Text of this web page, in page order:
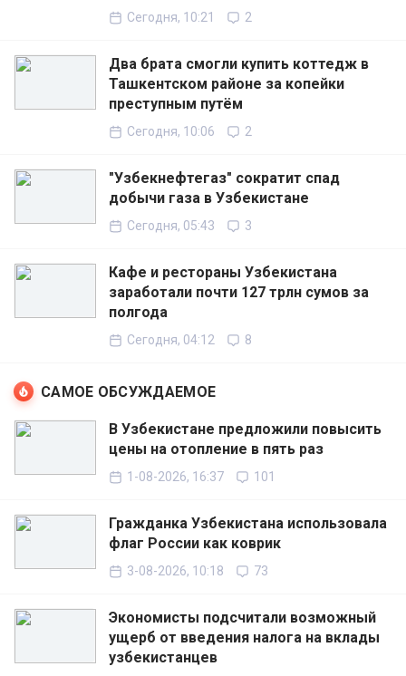
Сегодня, 10:21 2
Два брата смогли купить коттедж в
Ташкентском районе за копейки
преступным путём
Сегодня, 10:06 2
"Узбекнефтегаз" сократит спад
добычи газа в Узбекистане
Сегодня, 05:43 3
Кафе и рестораны Узбекистана
заработали почти 127 трлн сумов за
полгода
Сегодня, 04:12 8
САМОЕ ОБСУЖДАЕМОЕ
В Узбекистане предложили повысить
цены на отопление в пять раз
1-08-2026, 16:37 101
Гражданка Узбекистана использовала
флаг России как коврик
3-08-2026, 10:18 73
Экономисты подсчитали возможный
ущерб от введения налога на вклады
узбекистанцев